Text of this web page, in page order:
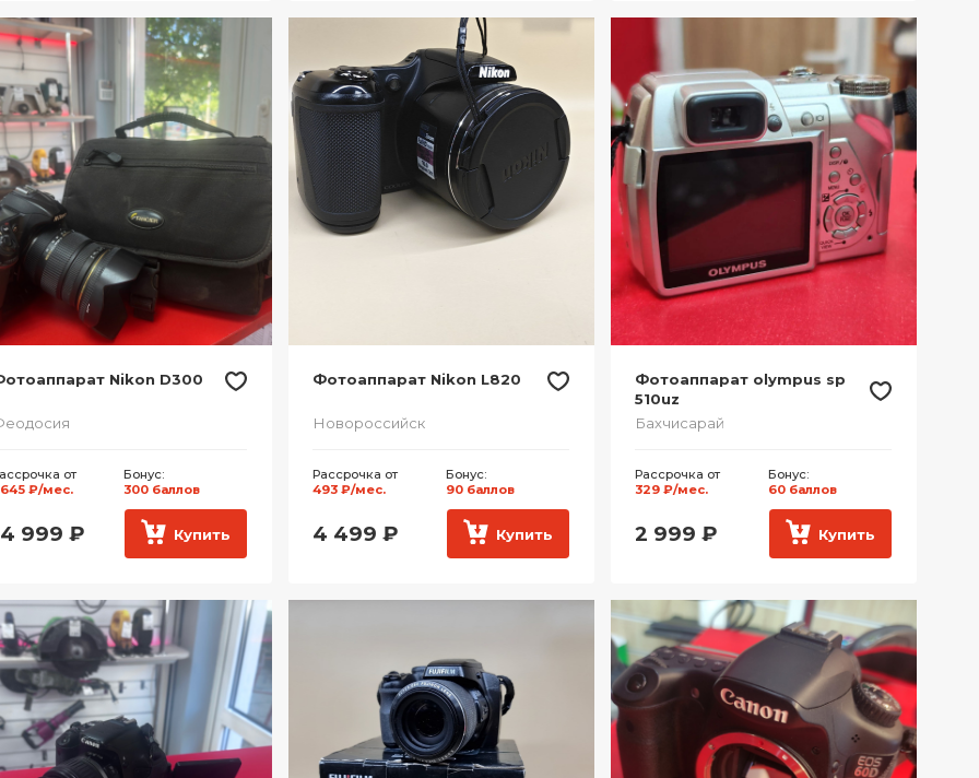
Nikon D300
от
645 ₽/мес.
Бонус:
300 баллов
999 ₽ Купить
Фотоаппарат Nikon L820
Новороссийск
Рассрочка от
493 ₽/мес.
Бонус:
90 баллов
4 499 ₽ Купить
Фотоаппарат olympus sp
510uz
Бахчисарай
Рассрочка от
329 ₽/мес.
Бонус:
60 баллов
2 999 ₽ Купить